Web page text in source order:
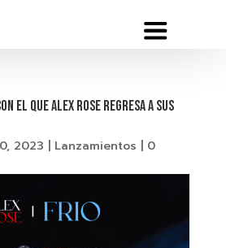
el que Alex Rose regresa a sus
2023 Lanzamientos
0